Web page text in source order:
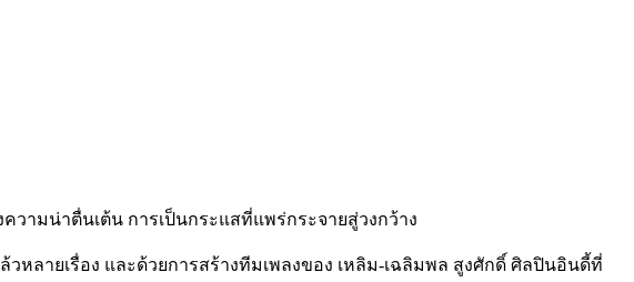
วามน่าตื่นเต้น การเป็นกระแสที่แพร่กระจายสู่วงกว้าง
วหลายเรื่อง และด้วยการสร้างทีมเพลงของ เหลิม-เฉลิมพล สูงศักดิ์ ศิลปินอินดี้ที่